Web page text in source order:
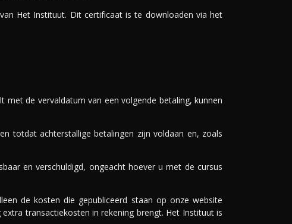
Het Instituut. Dit certificaat is te downloaden via het
met de vervaldatum van een volgende betaling, kunnen
totdat achterstallige betalingen zijn voldaan en, zoals
en verschuldigd, ongeacht hoever u met de cursus
de kosten die gepubliceerd staan op onze website
transactiekosten in rekening brengt. Het Instituut is